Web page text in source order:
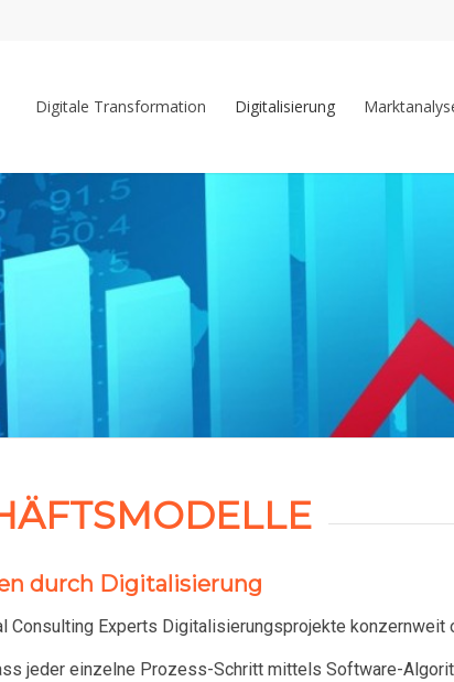
Digitale Transformation Digitalisierung
durch Digitalisierung
Consulting Experts Digitalisierungsprojekte
jeder einzelne Prozess-Schritt mittels Software-